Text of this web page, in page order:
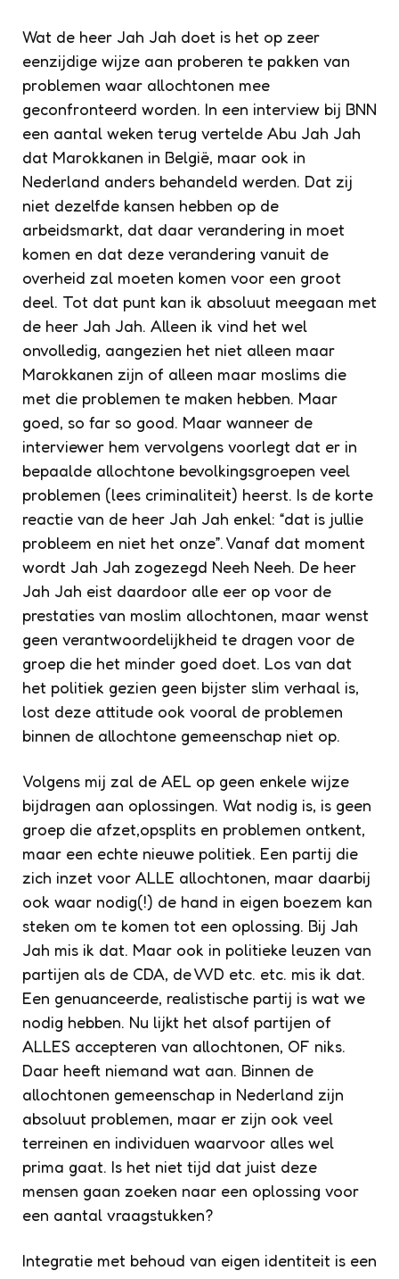
Wat de heer Jah Jah doet is het op zeer
eenzijdige wijze aan proberen te pakken van
problemen waar allochtonen mee
geconfronteerd worden. In een interview bij BNN
een aantal weken terug vertelde Abu Jah Jah
dat Marokkanen in België, maar ook in
Nederland anders behandeld werden. Dat zij
niet dezelfde kansen hebben op de
arbeidsmarkt, dat daar verandering in moet
komen en dat deze verandering vanuit de
overheid zal moeten komen voor een groot
deel. Tot dat punt kan ik absoluut meegaan met
de heer Jah Jah. Alleen ik vind het wel
onvolledig, aangezien het niet alleen maar
Marokkanen zijn of alleen maar moslims die
met die problemen te maken hebben. Maar
goed, so far so good. Maar wanneer de
interviewer hem vervolgens voorlegt dat er in
bepaalde allochtone bevolkingsgroepen veel
problemen (lees criminaliteit) heerst. Is de korte
reactie van de heer Jah Jah enkel: “dat is jullie
probleem en niet het onze”. Vanaf dat moment
wordt Jah Jah zogezegd Neeh Neeh. De heer
Jah Jah eist daardoor alle eer op voor de
prestaties van moslim allochtonen, maar wenst
geen verantwoordelijkheid te dragen voor de
groep die het minder goed doet. Los van dat
het politiek gezien geen bijster slim verhaal is,
lost deze attitude ook vooral de problemen
binnen de allochtone gemeenschap niet op.
Volgens mij zal de AEL op geen enkele wijze
bijdragen aan oplossingen. Wat nodig is, is geen
groep die afzet,opsplits en problemen ontkent,
maar een echte nieuwe politiek. Een partij die
zich inzet voor ALLE allochtonen, maar daarbij
ook waar nodig(!) de hand in eigen boezem kan
steken om te komen tot een oplossing. Bij Jah
Jah mis ik dat. Maar ook in politieke leuzen van
partijen als de CDA, de VVD etc. etc. mis ik dat.
Een genuanceerde, realistische partij is wat we
nodig hebben. Nu lijkt het alsof partijen of
ALLES accepteren van allochtonen, OF niks.
Daar heeft niemand wat aan. Binnen de
allochtonen gemeenschap in Nederland zijn
absoluut problemen, maar er zijn ook veel
terreinen en individuen waarvoor alles wel
prima gaat. Is het niet tijd dat juist deze
mensen gaan zoeken naar een oplossing voor
een aantal vraagstukken?
Integratie met behoud van eigen identiteit is een